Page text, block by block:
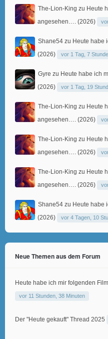
The-Lion-King zu Heute
angesehen…. (2026)
Shane54 zu Heute habe
(2026)
vor 1 Tag, 7
Gyre zu Heute habe ich
(2026)
vor 1 Tag, 19
The-Lion-King zu Heute
angesehen…. (2026)
The-Lion-King zu Heute
angesehen…. (2026)
The-Lion-King zu Heute
angesehen…. (2026)
Shane54 zu Heute habe
(2026)
vor 4 Tagen, 10
Neue Themen aus dem Forum
Heute habe ich mir folgenden
vor 11 Stunden, 38 Minuten
Der "Heute gekauft" Thread 2025